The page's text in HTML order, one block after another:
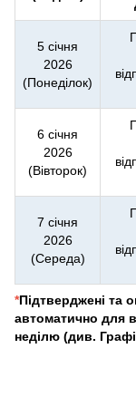
5 січня
2026
(Понеділок)
6 січня
2026
(Вівторок)
7 січня
2026
(Середа)
*Підтверджені та
автоматично для
неділю (див.